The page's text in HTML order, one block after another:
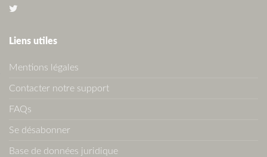
Liens utiles
Mentions légales
Contacter notre support
FAQs
Se désabonner
Base de données juridique